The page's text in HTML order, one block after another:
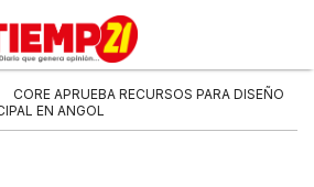
CORE APRUEBA RECURSOS PARA DISEÑO
EN ANGOL